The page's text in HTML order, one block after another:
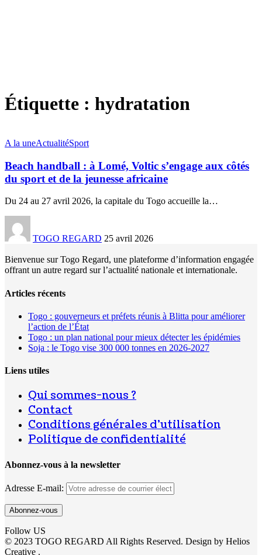
Étiquette : hydratation
A la uneActualitéSport
Beach handball : à Lomé, Voltic s’engage aux côtés
du sport et de la jeunesse africaine
Du 24 au 27 avril 2026, la capitale du Togo accueille la…
TOGO REGARD 25 avril 2026
Bienvenue sur Togo Regard, une plateforme d’information engagée
offrant un autre regard sur l’actualité nationale et internationale.
Articles récents
Togo : gouverneurs et préfets réunis à Blitta pour améliorer
l’action de l’État
Togo : un plan national pour mieux détecter les épidémies
Soja : le Togo vise 300 000 tonnes en 2026-2027
Liens utiles
Qui sommes-nous ?
Contact
Conditions générales d’utilisation
Politique de confidentialité
Abonnez-vous à la newsletter
Adresse E-mail:
Follow US
© 2023 TOGO REGARD All Rights Reserved. Design by Helios
Creative .